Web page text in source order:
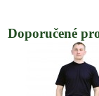
Doporučené